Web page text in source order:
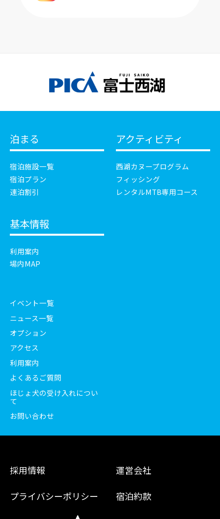
泊まる
宿泊施設一覧
宿泊プラン
連泊割引
アクティビティ
西湖カヌープログラム
フィッシング
レンタルMTB専用コース
基本情報
利用案内
場内MAP
イベント一覧
ニュース一覧
オプション
アクセス
利用案内
よくあるご質問
ほじょ犬の受け入れについ
て
お問い合わせ
採用情報 運営会社
プライバシーポリシー 宿泊約款